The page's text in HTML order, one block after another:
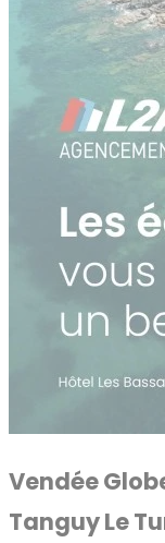
Vendée
Tanguy Le